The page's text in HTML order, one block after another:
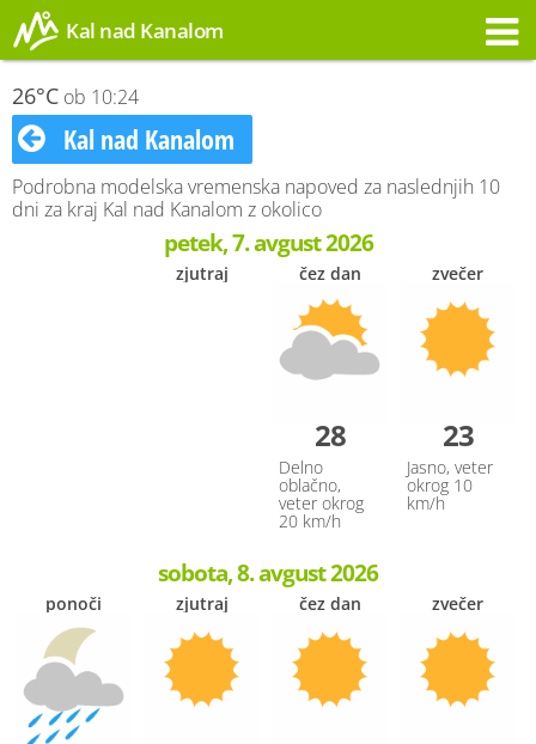
Kal nad Kanalom
26°C ob 10:24
Kal nad Kanalom
Podrobna modelska vremenska napoved za naslednjih 10
dni za kraj Kal nad Kanalom z okolico
petek, 7. avgust 2026
zjutraj čez dan
28
Delno
oblačno,
veter okrog
20 km/h
zvečer
23
Jasno, veter
okrog 10
km/h
sobota, 8. avgust 2026
ponoči zjutraj čez dan zvečer